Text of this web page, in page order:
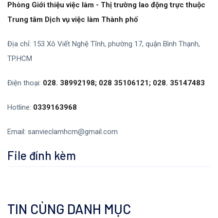
Phòng Giới thiệu việc làm - Thị trường lao động trực thuộc
Trung tâm Dịch vụ việc làm Thành phố
Địa chỉ: 153 Xô Viết Nghệ Tĩnh, phường 17, quận Bình Thạnh,
TP.HCM
Điện thoại: 028. 38992198; 028 35106121; 028. 35147483
Hotline: 0339163968
Email: sanvieclamhcm@gmail.com
File đính kèm
TIN CÙNG DANH MỤC